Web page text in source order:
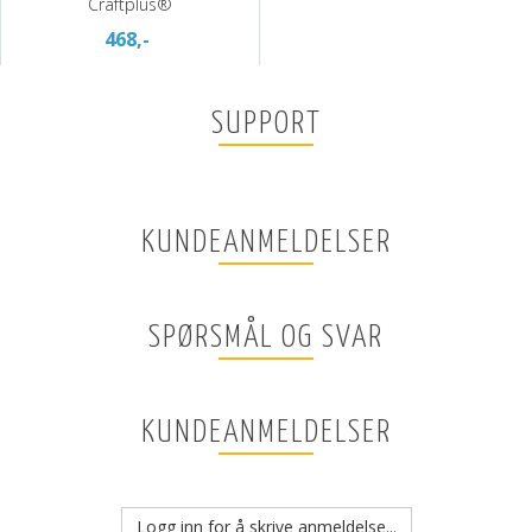
468,-
SUPPORT
KUNDEANMELDELSER
SPØRSMÅL OG SVAR
KUNDEANMELDELSER
Logg inn for å skrive anmeldelse...